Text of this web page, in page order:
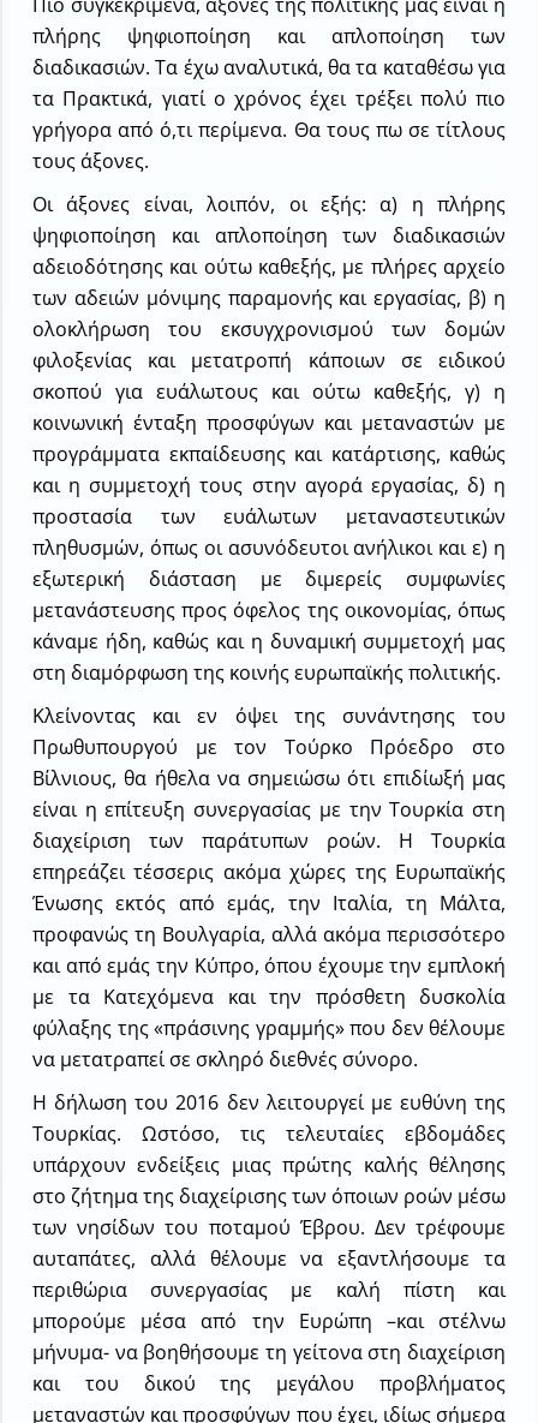
Πιο συγκεκριμένα, άξονες της πολιτικής μας είναι η
πλήρης ψηφιοποίηση και απλοποίηση των
διαδικασιών. Τα έχω αναλυτικά, θα τα καταθέσω για
τα Πρακτικά, γιατί ο χρόνος έχει τρέξει πολύ πιο
γρήγορα από ό,τι περίμενα. Θα τους πω σε τίτλους
τους άξονες.
Οι άξονες είναι, λοιπόν, οι εξής: α) η πλήρης
ψηφιοποίηση και απλοποίηση των διαδικασιών
αδειοδότησης και ούτω καθεξής, με πλήρες αρχείο
των αδειών μόνιμης παραμονής και εργασίας, β) η
ολοκλήρωση του εκσυγχρονισμού των δομών
φιλοξενίας και μετατροπή κάποιων σε ειδικού
σκοπού για ευάλωτους και ούτω καθεξής, γ) η
κοινωνική ένταξη προσφύγων και μεταναστών με
προγράμματα εκπαίδευσης και κατάρτισης, καθώς
και η συμμετοχή τους στην αγορά εργασίας, δ) η
προστασία των ευάλωτων μεταναστευτικών
πληθυσμών, όπως οι ασυνόδευτοι ανήλικοι και ε) η
εξωτερική διάσταση με διμερείς συμφωνίες
μετανάστευσης προς όφελος της οικονομίας, όπως
κάναμε ήδη, καθώς και η δυναμική συμμετοχή μας
στη διαμόρφωση της κοινής ευρωπαϊκής πολιτικής.
Κλείνοντας και εν όψει της συνάντησης του
Πρωθυπουργού με τον Τούρκο Πρόεδρο στο
Βίλνιους, θα ήθελα να σημειώσω ότι επιδίωξή μας
είναι η επίτευξη συνεργασίας με την Τουρκία στη
διαχείριση των παράτυπων ροών. Η Τουρκία
επηρεάζει τέσσερις ακόμα χώρες της Ευρωπαϊκής
Ένωσης εκτός από εμάς, την Ιταλία, τη Μάλτα,
προφανώς τη Βουλγαρία, αλλά ακόμα περισσότερο
και από εμάς την Κύπρο, όπου έχουμε την εμπλοκή
με τα Κατεχόμενα και την πρόσθετη δυσκολία
φύλαξης της «πράσινης γραμμής» που δεν θέλουμε
να μετατραπεί σε σκληρό διεθνές σύνορο.
Η δήλωση του 2016 δεν λειτουργεί με ευθύνη της
Τουρκίας. Ωστόσο, τις τελευταίες εβδομάδες
υπάρχουν ενδείξεις μιας πρώτης καλής θέλησης
στο ζήτημα της διαχείρισης των όποιων ροών μέσω
των νησίδων του ποταμού Έβρου. Δεν τρέφουμε
αυταπάτες, αλλά θέλουμε να εξαντλήσουμε τα
περιθώρια συνεργασίας με καλή πίστη και
μπορούμε μέσα από την Ευρώπη –και στέλνω
μήνυμα- να βοηθήσουμε τη γείτονα στη διαχείριση
και του δικού της μεγάλου προβλήματος
μεταναστών και προσφύγων που έχει, ιδίως σήμερα